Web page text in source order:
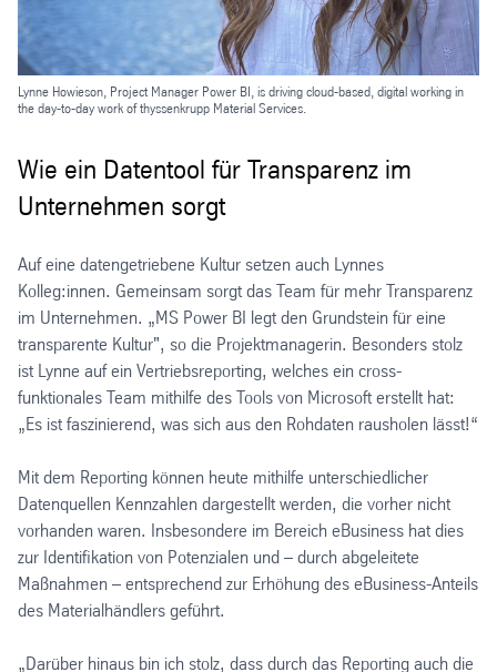
Lynne Howieson, Project Manager Power BI, is driving cloud-based, digital working in
the day-to-day work of thyssenkrupp Material Services.
Wie ein Datentool für Transparenz im
Unternehmen sorgt
Auf eine datengetriebene Kultur setzen auch Lynnes
Kolleg:innen. Gemeinsam sorgt das Team für mehr Transparenz
im Unternehmen. „MS Power BI legt den Grundstein für eine
transparente Kultur", so die Projektmanagerin. Besonders stolz
ist Lynne auf ein Vertriebsreporting, welches ein cross-
funktionales Team mithilfe des Tools von Microsoft erstellt hat:
„Es ist faszinierend, was sich aus den Rohdaten rausholen lässt!“
Mit dem Reporting können heute mithilfe unterschiedlicher
Datenquellen Kennzahlen dargestellt werden, die vorher nicht
vorhanden waren. Insbesondere im Bereich eBusiness hat dies
zur Identifikation von Potenzialen und – durch abgeleitete
Maßnahmen – entsprechend zur Erhöhung des eBusiness-Anteils
des Materialhändlers geführt.
„Darüber hinaus bin ich stolz, dass durch das Reporting auch die